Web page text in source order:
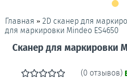
Главная » 2D сканер для
для маркировки Mindeo ES4650
Сканер для маркировки
(0 отзывов)